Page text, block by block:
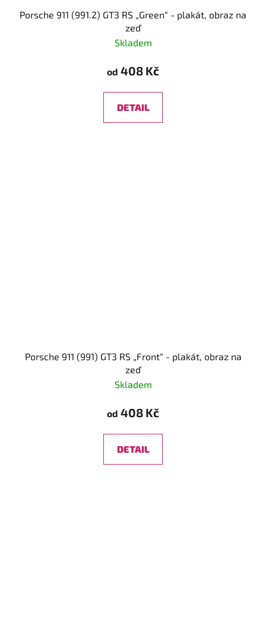
Porsche 911 (991.2) GT3 RS „Green“ - plakát, obraz na
zeď
Skladem
od 408 Kč
DETAIL
Porsche 911 (991) GT3 RS „Front“ - plakát, obraz na
zeď
Skladem
od 408 Kč
DETAIL